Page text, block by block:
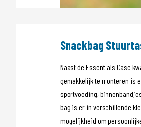
Snackbag
Naast de Essentials Case
gemakkelijk te monteren is
sportvoeding,
bag is er in verschillende
mogelijkheid om